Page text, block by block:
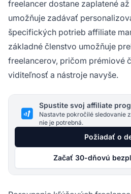
freelancer dostane zaplatené
umožňuje zadávať
špecifických potrieb affiliate
základné členstvo umožňuje
freelancerov, pričom prémiové
viditeľnosť a nástroje navyše.
Spustite svoj affiliate
Nastavte pokročilé sledovanie
nie je potrebná.
Požiadať o
Začať 30-dňovú